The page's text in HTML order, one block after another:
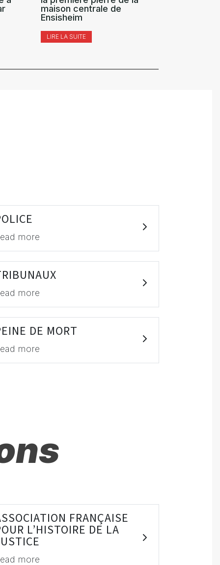
maison centrale de
Ensisheim
LIRE LA SUITE
more
more
DE MORT
more
FRANÇAISE
L’HISTOIRE DE LA
more